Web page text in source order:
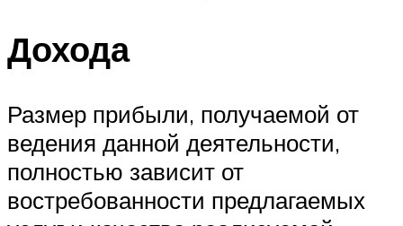
Дохода
Размер прибыли, получаемой от
ведения данной деятельности,
полностью зависит от
востребованности предлагаемых